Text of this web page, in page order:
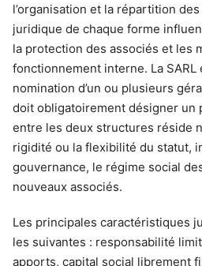
l’organisation et la répartition
juridique de chaque forme
la protection des associés et les
fonctionnement interne. La
nomination d’un ou plusieurs
doit obligatoirement désigner un
entre les deux structures réside
rigidité ou la flexibilité du statut,
gouvernance, le régime social
nouveaux associés.
Les principales caractéristiques
les suivantes : responsabilité
apports, capital social librement